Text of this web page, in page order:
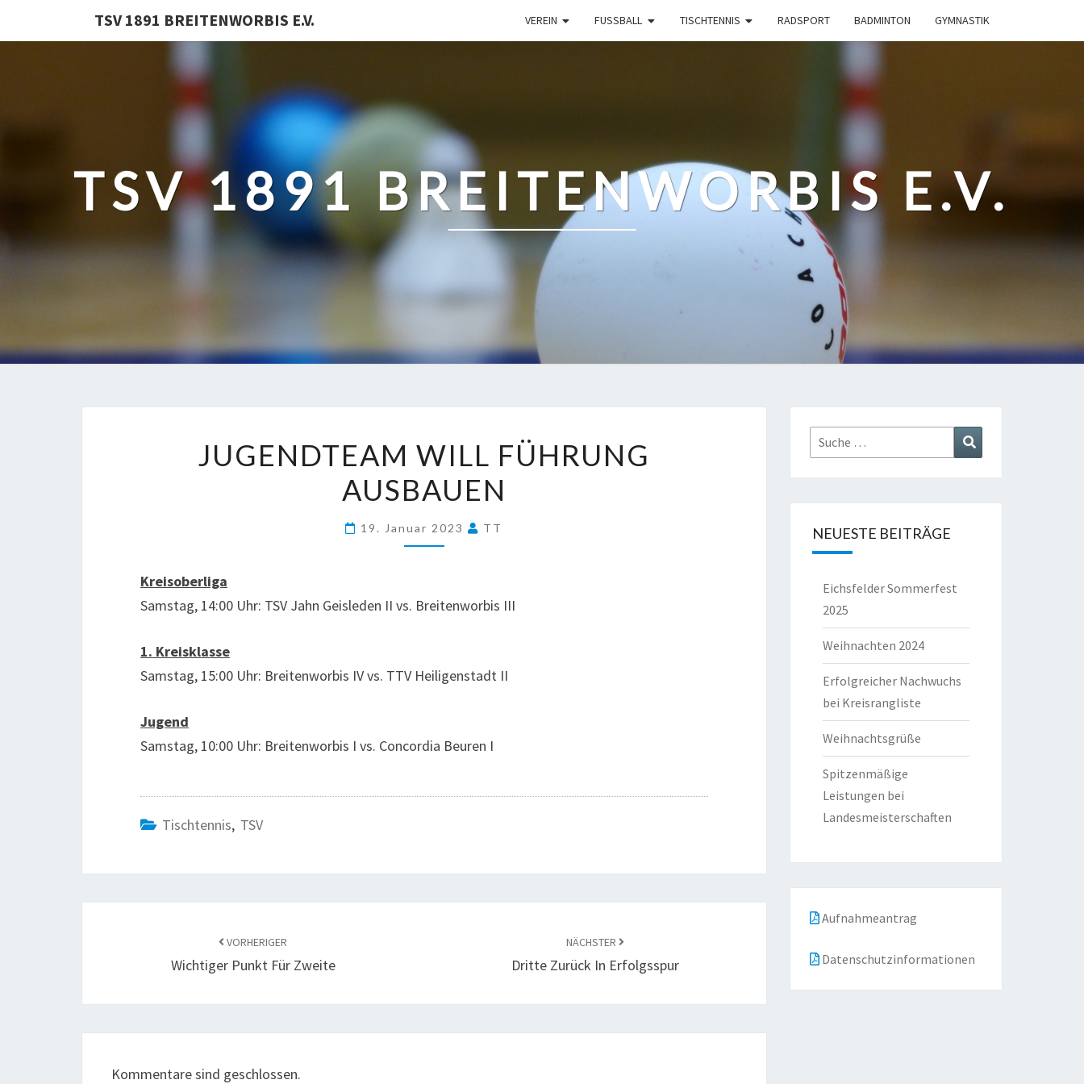
TSV 1891 BREITENWORBIS E.V. VEREIN FUSSBALL TISCHTENNIS RADSPORT BADMINTON GYMNASTIK
TSV 1891 BREITENWORBIS E.V.
WILL
FÜHRUNG
AUSBAUEN
JUGENDTEAM WILL FÜHRUNG
AUSBAUEN
19. Januar 2023 TT
Kreisoberliga
Samstag, 14:00 Uhr: TSV Jahn Geisleden II vs. Breitenworbis III
1. Kreisklasse
Samstag, 15:00 Uhr: Breitenworbis IV vs. TTV Heiligenstadt II
Jugend
Samstag, 10:00 Uhr: Breitenworbis I vs. Concordia Beuren I
Tischtennis, TSV
VORHERIGER
Wichtiger Punkt Für Zweite
NÄCHSTER
Dritte Zurück In Erfolgsspur
Kommentare sind geschlossen.
Suche
nach:
NEUESTE BEITRÄGE
Eichsfelder Sommerfest
2025
Weihnachten 2024
Erfolgreicher Nachwuchs
bei Kreisrangliste
Weihnachtsgrüße
Spitzenmäßige
Leistungen bei
Landesmeisterschaften
Aufnahmeantrag
Datenschutzinformationen